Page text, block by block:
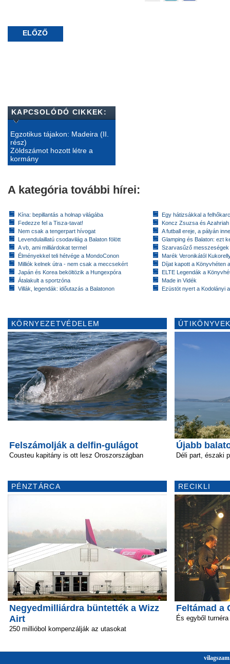
ELŐZŐ
KAPCSOLÓDÓ CIKKEK:
Egzotikus tájakon: Madeira (II.
rész)
Zöldszámot hozott létre a
kormány
A kategória további hírei:
Kína: bepillantás a holnap világába
Fedezze fel a Tisza-tavat!
Nem csak a tengerpart hívogat
Levendulaillatú csodavilág a Balaton fölött
A vb, ami milliárdokat termel
Élményekkel teli hétvége a MondoConon
Milliók kelnek útra - nem csak a meccsekért
Japán és Korea beköltözik a Hungexpóra
Átalakult a sportzóna
Villák, legendák: időutazás a Balatonon
Egy hátizsákkal a
Koncz Zsuzsa és
A futball ereje, a pályán
Glamping és Balaton: ezt
Szarvasűző messzeségek
Marék Veronikától
Díjat kapott a Könyvhéten
ELTE Legendák a
Made in Vidék
Ezüstöt nyert a Kodolányi
KÖRNYEZETVÉDELEM
Felszámolják a delfin-gulágot
Cousteu kapitány is ott lesz Oroszországban
PÉNZTÁRCA
Negyedmilliárdra büntették a Wizz
Airt
250 millióbol kompenzálják az utasokat
Újabb
Déli part, északi
RECIKLI
Feltámad a
És egyből